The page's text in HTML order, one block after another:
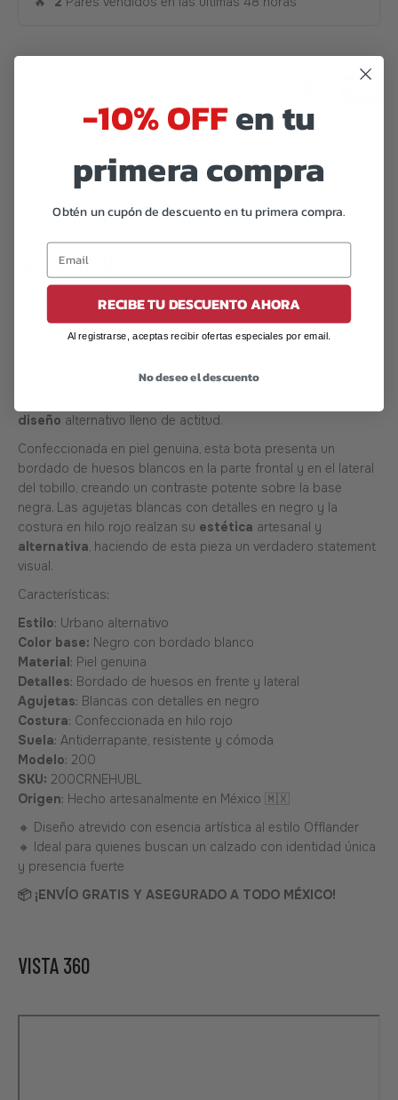
Código de barras: 07506559913882
DESCRIPCIÓN
Bota Urbana Bordada Huesos – Offlander
Urbana Bordada Huesos deOfflanderes una fusión entre
diseño alternativo lleno de actitud.
Confeccionada en piel genuina, esta bota presenta un
bordado de huesos blancos en la parte frontal y en el lateral
del tobillo, creando un contraste potente sobre la base
negra. Las agujetas blancas con detalles en negro y la
costura en hilo rojo realzan su estética artesanal y
alternativa , haciendo de esta pieza un verdadero statement
visual.
Características:
Estilo: Urbano alternativo
Color base: Negro con bordado blanco
Material: Piel genuina
Detalles: Bordado de huesos en frente y lateral
Agujetas: Blancas con detalles en negro
Costura: Confeccionada en hilo rojo
Suela: Antiderrapante, resistente y cómoda
Modelo: 200
SKU: 200CRNEHUBL
Origen: Hecho artesanalmente en México 🇲🇽
🔸 Diseño atrevido con esencia artística al estilo Offlander
🔸 Ideal para quienes buscan un calzado con identidad única
y presencia fuerte
📦 ¡ENVÍO GRATIS Y ASEGURADO A TODO MÉXICO!
VISTA 360
-10% OFFen tu
primera compra
Obtén un cupón de descuento en tu primera compra.
RECIBE TU DESCUENTO AHORA
Al registrarse, aceptas recibir ofertas especiales por email.
No deseo el descuento